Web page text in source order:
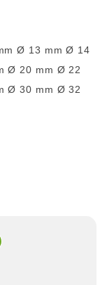
Ø 13 mm Ø 14
Ø 20 mm Ø 22
Ø 30 mm Ø 32